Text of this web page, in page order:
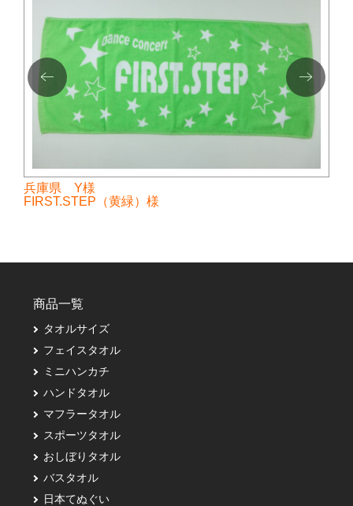
兵庫県 Y様
FIRST.STEP（黄緑）様
商品一覧
タオルサイズ
フェイスタオル
ミニハンカチ
ハンドタオル
マフラータオル
スポーツタオル
おしぼりタオル
バスタオル
日本てぬぐい